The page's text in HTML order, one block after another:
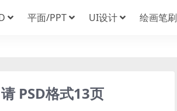
平面/PPT UI设计 绘画笔刷
PSD格式13页